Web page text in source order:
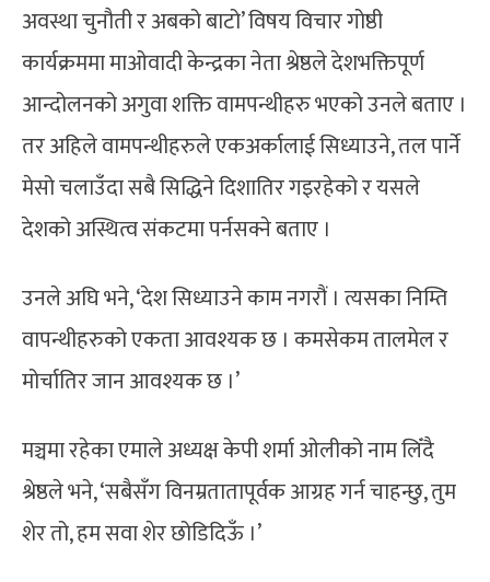
अवस्था चुनौती र अबको बाटो’ विषय विचार गोष्ठी
कार्यक्रममा माओवादी केन्द्रका नेता श्रेष्ठले देशभक्तिपूर्ण
आन्दोलनको अगुवा शक्ति वामपन्थीहरु भएको उनले बताए ।
तर अहिले वामपन्थीहरुले एकअर्कालाई सिध्याउने, तल पार्ने
मेसो चलाउँदा सबै सिद्धिने दिशातिर गइरहेको र यसले
देशको अस्थित्व संकटमा पर्नसक्ने बताए ।
उनले अघि भने, ‘देश सिध्याउने काम नगरौं । त्यसका निम्ति
वापन्थीहरुको एकता आवश्यक छ । कमसेकम तालमेल र
मोर्चातिर जान आवश्यक छ ।’
मञ्चमा रहेका एमाले अध्यक्ष केपी शर्मा ओलीको नाम लिँदै
श्रेष्ठले भने, ‘सबैसँग विनम्रतातापूर्वक आग्रह गर्न चाहन्छु, तुम
शेर तो, हम सवा शेर छोडिदिऊँ ।’